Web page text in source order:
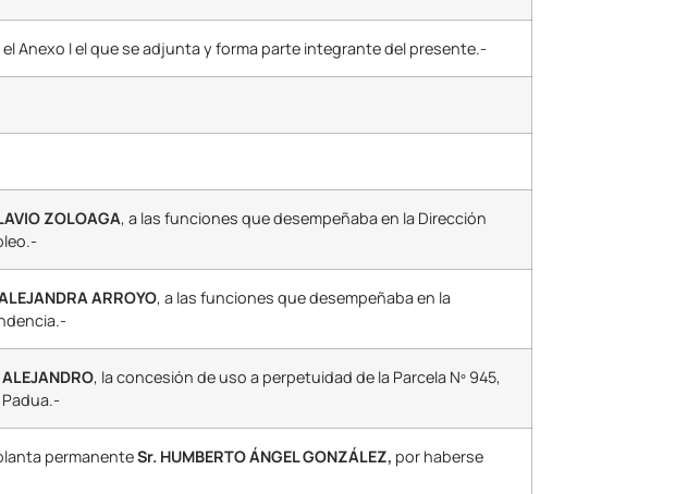
Anexo I el que se adjunta y forma parte integrante del presente.-
ZOLOAGA, a las funciones que desempeñaba en la Dirección
ARROYO, a las funciones que desempeñaba en la
, la concesión de uso a perpetuidad de la Parcela Nº 945,
Padua.-
permanenteSr. HUMBERTO ÁNGEL GONZÁLEZ, por haberse